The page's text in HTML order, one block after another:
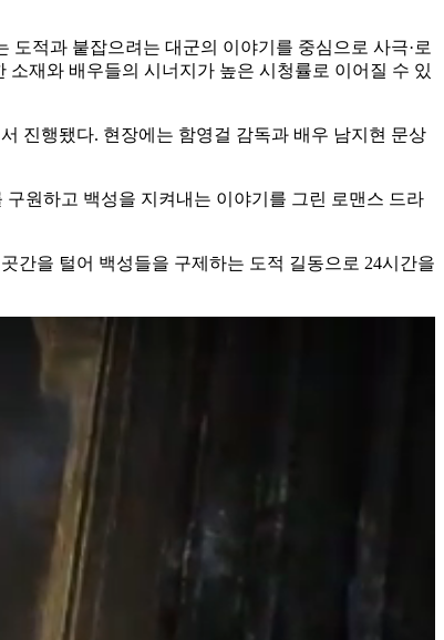
적과 붙잡으려는 대군의 이야기를 중심으로 사극·로
재와 배우들의 시너지가 높은 시청률로 이어질 수 있
진행됐다. 현장에는 함영걸 감독과 배우 남지현 문상
원하고 백성을 지켜내는 이야기를 그린 로맨스 드라
간을 털어 백성들을 구제하는 도적 길동으로 24시간을